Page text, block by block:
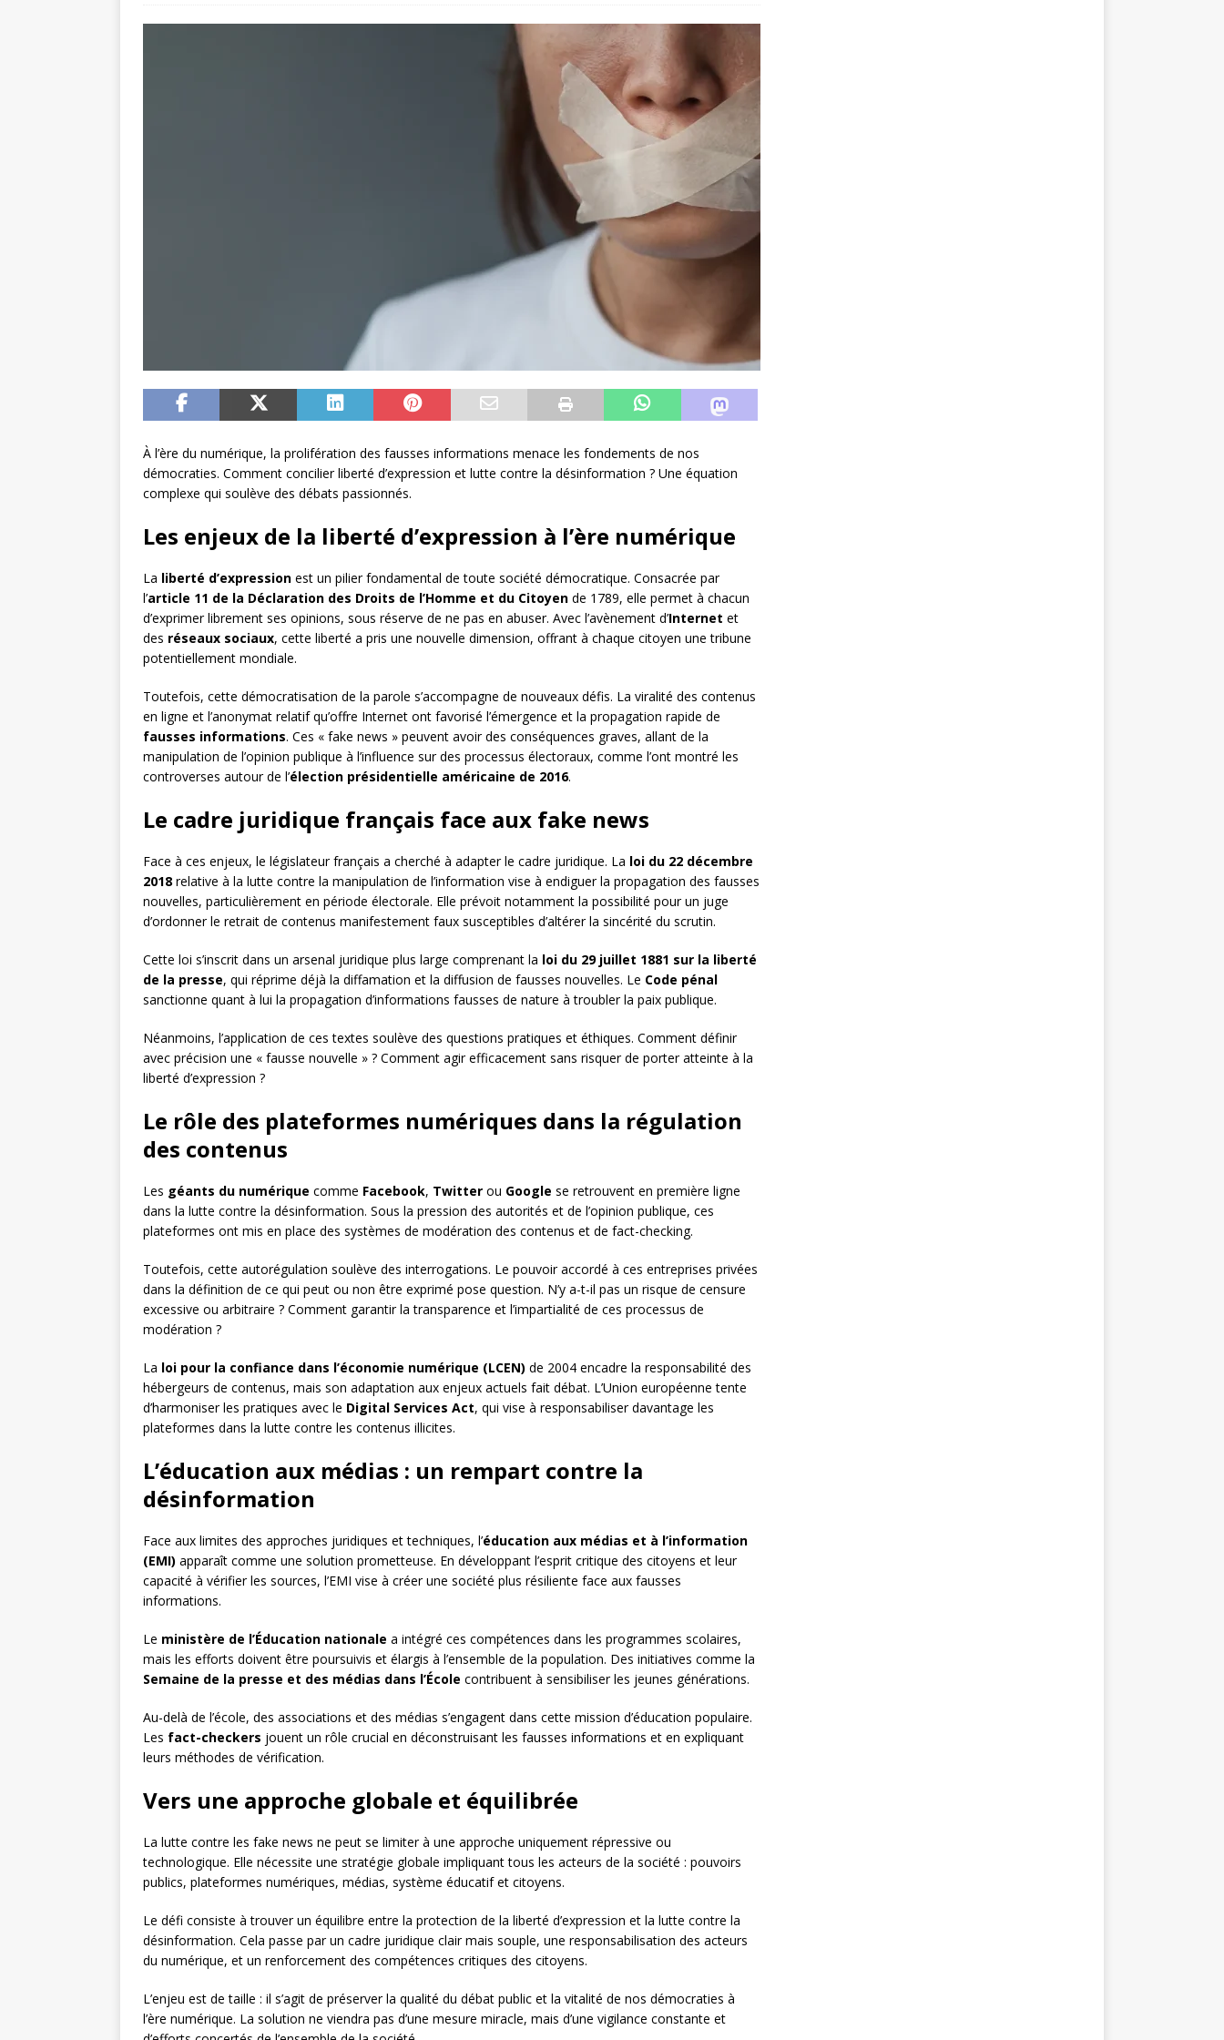
À l’ère du numérique, la prolifération des fausses informations menace les fondements de nos
démocraties. Comment concilier liberté d’expression et lutte contre la désinformation ? Une équation
complexe qui soulève des débats passionnés.
Les enjeux de la liberté d’expression à l’ère numérique
La liberté d’expression est un pilier fondamental de toute société démocratique. Consacrée par
l’article 11 de la Déclaration des Droits de l’Homme et du Citoyen de 1789, elle permet à chacun
d’exprimer librement ses opinions, sous réserve de ne pas en abuser. Avec l’avènement d’Internet et
des réseaux sociaux, cette liberté a pris une nouvelle dimension, offrant à chaque citoyen une tribune
potentiellement mondiale.
Toutefois, cette démocratisation de la parole s’accompagne de nouveaux défis. La viralité des contenus
en ligne et l’anonymat relatif qu’offre Internet ont favorisé l’émergence et la propagation rapide de
fausses informations. Ces « fake news » peuvent avoir des conséquences graves, allant de la
manipulation de l’opinion publique à l’influence sur des processus électoraux, comme l’ont montré les
controverses autour de l’élection présidentielle américaine de 2016.
Le cadre juridique français face aux fake news
Face à ces enjeux, le législateur français a cherché à adapter le cadre juridique. La loi du 22 décembre
2018 relative à la lutte contre la manipulation de l’information vise à endiguer la propagation des fausses
nouvelles, particulièrement en période électorale. Elle prévoit notamment la possibilité pour un juge
d’ordonner le retrait de contenus manifestement faux susceptibles d’altérer la sincérité du scrutin.
Cette loi s’inscrit dans un arsenal juridique plus large comprenant la loi du 29 juillet 1881 sur la liberté
de la presse, qui réprime déjà la diffamation et la diffusion de fausses nouvelles. Le Code pénal
sanctionne quant à lui la propagation d’informations fausses de nature à troubler la paix publique.
Néanmoins, l’application de ces textes soulève des questions pratiques et éthiques. Comment définir
avec précision une « fausse nouvelle » ? Comment agir efficacement sans risquer de porter atteinte à la
liberté d’expression ?
Le rôle des plateformes numériques dans la régulation
des contenus
Les géants du numérique comme Facebook, Twitter ou Google se retrouvent en première ligne
dans la lutte contre la désinformation. Sous la pression des autorités et de l’opinion publique, ces
plateformes ont mis en place des systèmes de modération des contenus et de fact-checking.
Toutefois, cette autorégulation soulève des interrogations. Le pouvoir accordé à ces entreprises privées
dans la définition de ce qui peut ou non être exprimé pose question. N’y a-t-il pas un risque de censure
excessive ou arbitraire ? Comment garantir la transparence et l’impartialité de ces processus de
modération ?
La loi pour la confiance dans l’économie numérique (LCEN) de 2004 encadre la responsabilité des
hébergeurs de contenus, mais son adaptation aux enjeux actuels fait débat. L’Union européenne tente
d’harmoniser les pratiques avec le Digital Services Act, qui vise à responsabiliser davantage les
plateformes dans la lutte contre les contenus illicites.
L’éducation aux médias : un rempart contre la
désinformation
Face aux limites des approches juridiques et techniques, l’éducation aux médias et à l’information
(EMI) apparaît comme une solution prometteuse. En développant l’esprit critique des citoyens et leur
capacité à vérifier les sources, l’EMI vise à créer une société plus résiliente face aux fausses
informations.
Le ministère de l’Éducation nationale a intégré ces compétences dans les programmes scolaires,
mais les efforts doivent être poursuivis et élargis à l’ensemble de la population. Des initiatives comme la
Semaine de la presse et des médias dans l’École contribuent à sensibiliser les jeunes générations.
Au-delà de l’école, des associations et des médias s’engagent dans cette mission d’éducation populaire.
Les fact-checkers jouent un rôle crucial en déconstruisant les fausses informations et en expliquant
leurs méthodes de vérification.
Vers une approche globale et équilibrée
La lutte contre les fake news ne peut se limiter à une approche uniquement répressive ou
technologique. Elle nécessite une stratégie globale impliquant tous les acteurs de la société : pouvoirs
publics, plateformes numériques, médias, système éducatif et citoyens.
Le défi consiste à trouver un équilibre entre la protection de la liberté d’expression et la lutte contre la
désinformation. Cela passe par un cadre juridique clair mais souple, une responsabilisation des acteurs
du numérique, et un renforcement des compétences critiques des citoyens.
L’enjeu est de taille : il s’agit de préserver la qualité du débat public et la vitalité de nos démocraties à
l’ère numérique. La solution ne viendra pas d’une mesure miracle, mais d’une vigilance constante et